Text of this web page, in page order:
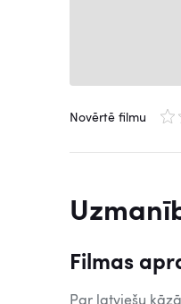
Novērtē filmu
Filmas